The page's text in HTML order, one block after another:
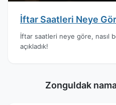
İftar Saatleri Neye
İftar saatleri neye göre, nasıl
açıkladık!
Zonguldak